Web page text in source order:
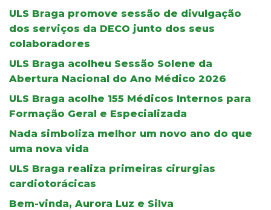
ULS Braga promove sessão de divulgação
dos serviços da DECO junto dos seus
colaboradores
ULS Braga acolheu Sessão Solene da
Abertura Nacional do Ano Médico 2026
ULS Braga acolhe 155 Médicos Internos para
Formação Geral e Especializada
Nada simboliza melhor um novo ano do que
uma nova vida
ULS Braga realiza primeiras cirurgias
cardiotorácicas
Bem-vinda, Aurora Luz e Silva